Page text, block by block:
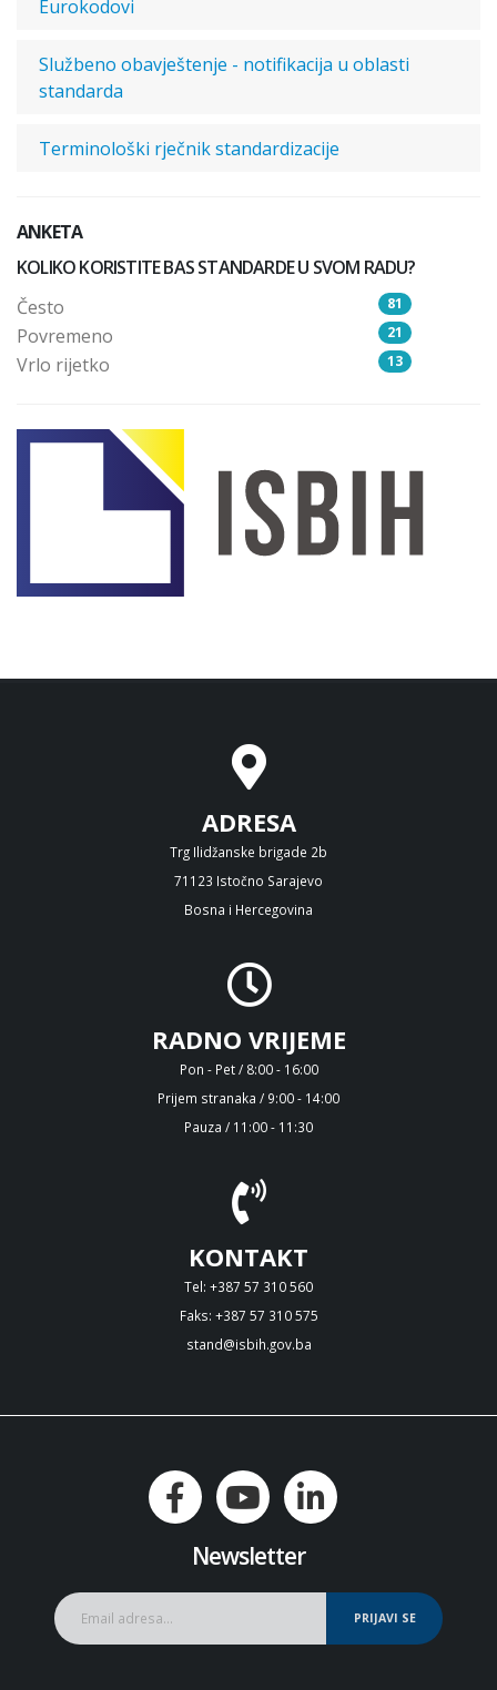
Eurokodovi
Službeno obavještenje - notifikacija u oblasti
standarda
Terminološki rječnik standardizacije
ANKETA
KOLIKO KORISTITE BAS STANDARDE U SVOM RADU?
Često
81
Povremeno 21
Vrlo rijetko 13
ADRESA
Trg Ilidžanske brigade 2b
71123 Istočno Sarajevo
Bosna i Hercegovina
RADNO VRIJEME
Pon - Pet / 8:00 - 16:00
Prijem stranaka / 9:00 - 14:00
Pauza / 11:00 - 11:30
KONTAKT
Tel: +387 57 310 560
Faks: +387 57 310 575
stand@isbih.gov.ba
Newsletter
PRIJAVI SE